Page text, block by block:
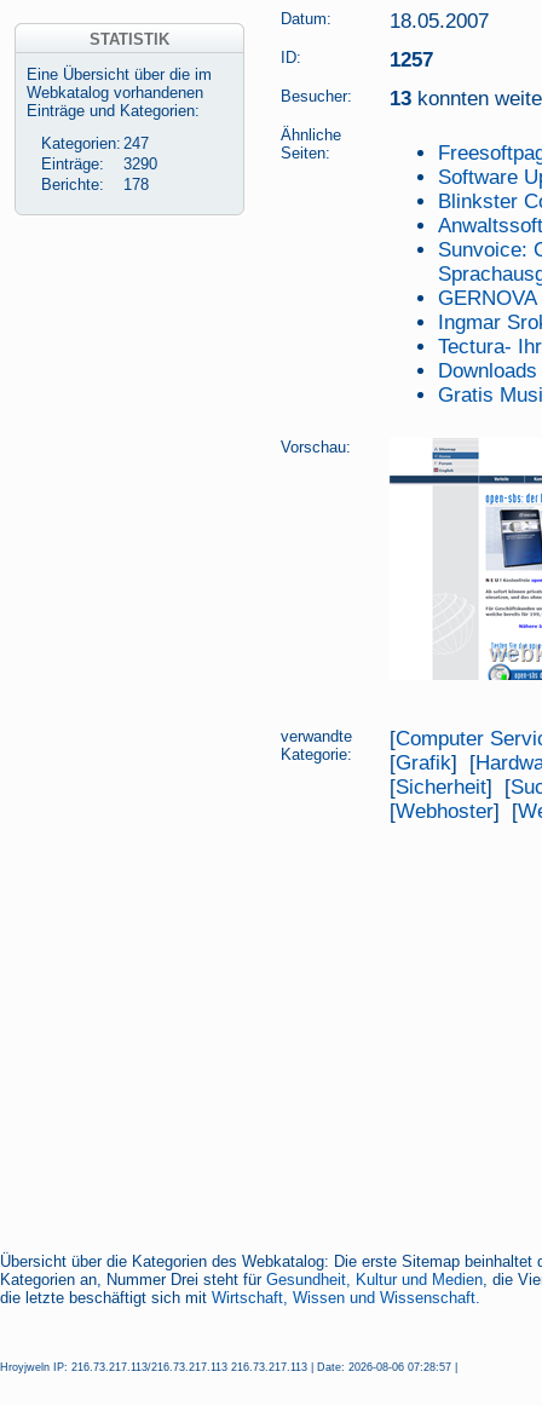
Datum: 18.05.2007
ID: 1257
Besucher: 13 konnten
Ähnliche
Seiten:
Software
Blinkster
Sunvoice:
GERNOVA
Ingmar
Tectura-
Downloads
Gratis
Vorschau:
verwandte
Kategorie:
[Computer
[Grafik] [
[Sicherheit] [
[Webhoster] [
Übersicht über die Kategorien des Webkatalog: Die erste Sitemap beinhaltet
Kategorien an, Nummer Drei steht für Gesundheit, Kultur und Medien, die
die letzte beschäftigt sich mit Wirtschaft, Wissen und Wissenschaft.
Hroyjweln IP: 216.73.217.113/216.73.217.113 216.73.217.113 | Date: 2026-08-06 07:28:57 |
STATISTIK
Eine Übersicht über die im
Webkatalog vorhandenen
Einträge und Kategorien:
Kategorien: 247
Einträge:
3290
Berichte:
178